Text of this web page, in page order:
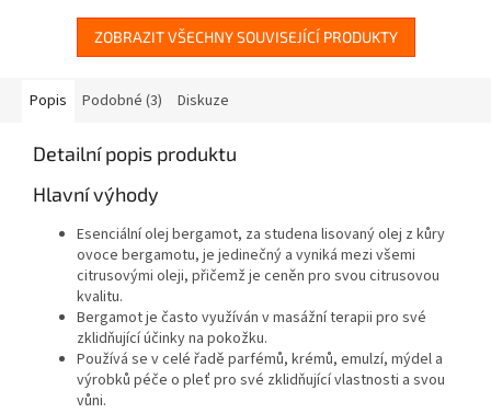
kultuře a lidovém léčitelství. Sladká, natrpklá vůně oleje tangerinka
zároveň povzbuzuje i zklidňuje. Oblíbený a chutný doplněk
k dezertům a nápojům – od moučníků po ovocné smoothie:
vyžaduje citrusy. Zkuste přidat esenciální olej tangerinka do čaje
ZOBRAZIT VŠECHNY SOUVISEJÍCÍ PRODUKTY
Popis Podobné (3) Diskuze
Detailní popis produktu
Hlavní výhody
Esenciální olej bergamot, za studena lisovaný olej z kůry
ovoce bergamotu, je jedinečný a vyniká mezi všemi
citrusovými oleji, přičemž je ceněn pro svou citrusovou
kvalitu.
Bergamot je často využíván v masážní terapii pro své
zklidňující účinky na pokožku.
Používá se v celé řadě parfémů, krémů, emulzí, mýdel a
výrobků péče o pleť pro své zklidňující vlastnosti a svou
vůni.